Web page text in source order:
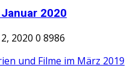
2020
2020 0 8986